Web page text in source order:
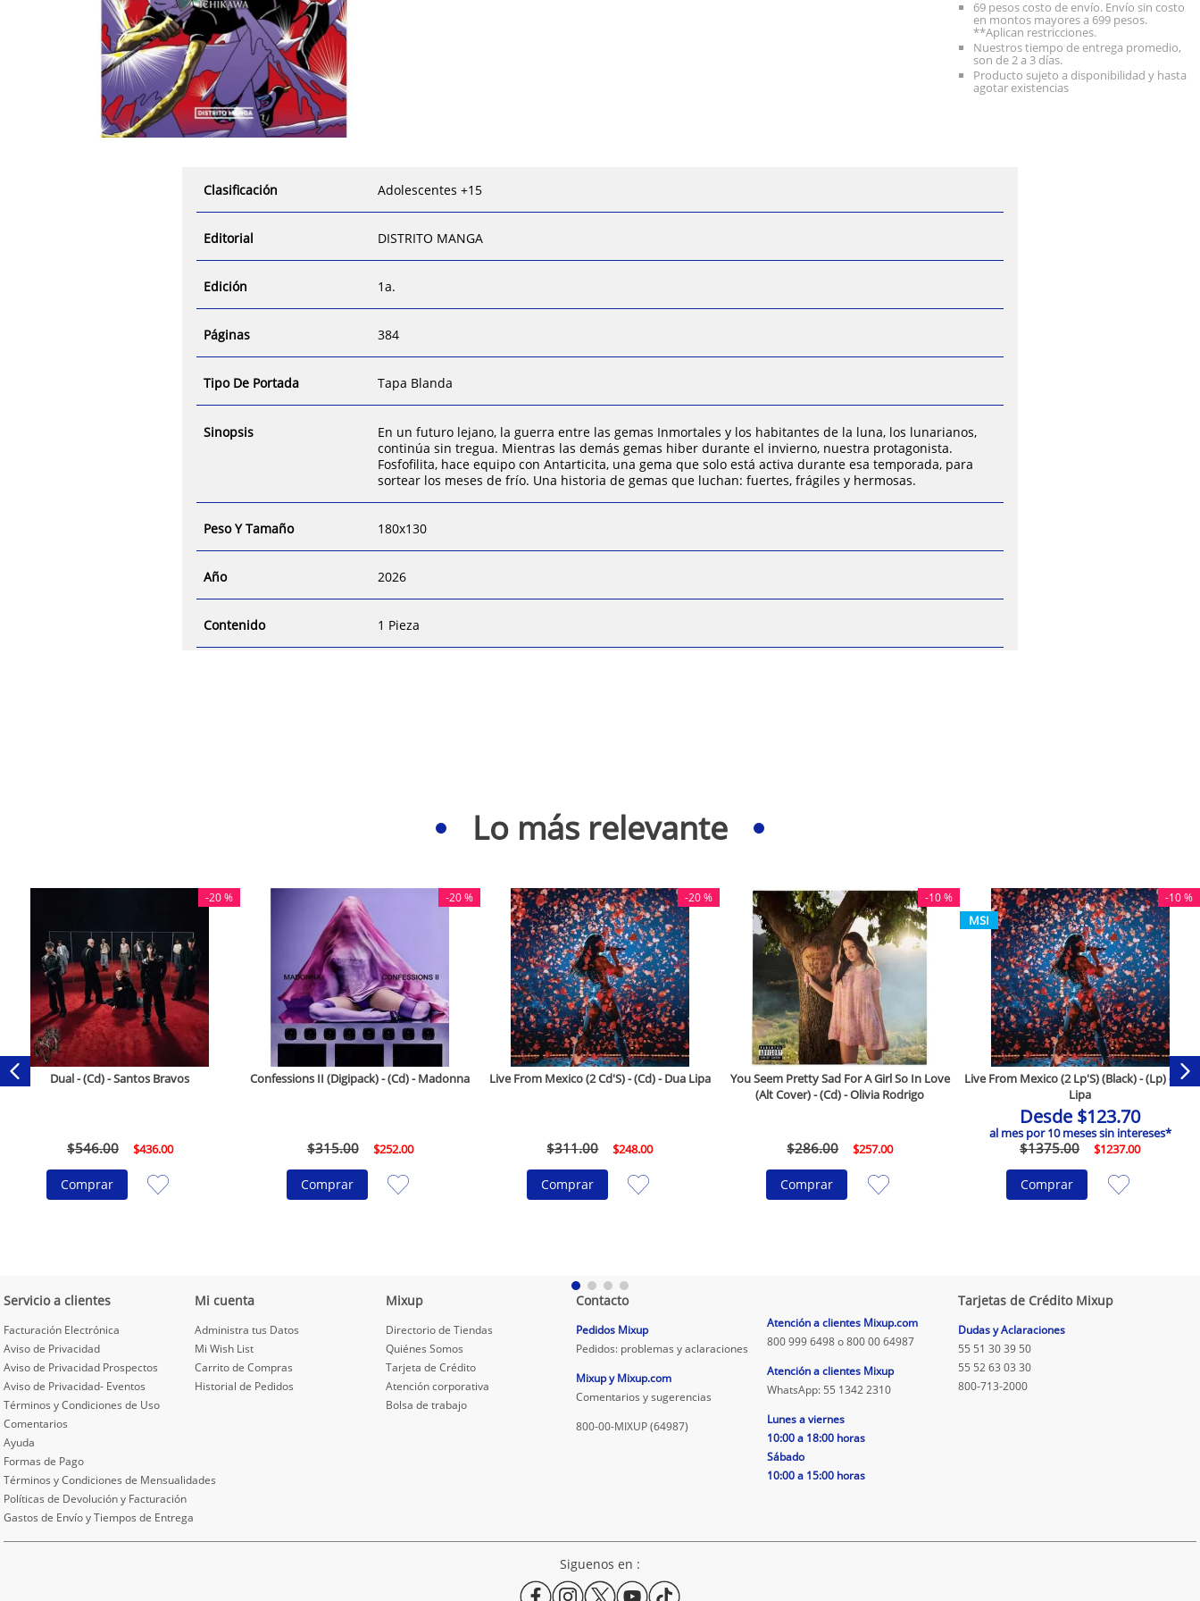
69 pesos costo de envío. Envío sin costo
en montos mayores a 699 pesos.
**Aplican restricciones.
Nuestros tiempo de entrega promedio,
son de 2 a 3 días.
Producto sujeto a disponibilidad y hasta
agotar existencias
Clasificación Adolescentes +15
Editorial DISTRITO MANGA
Edición 1a.
Páginas 384
Tipo De Portada Tapa Blanda
Sinopsis
En un futuro lejano, la guerra entre las gemas Inmortales y los habitantes de la luna, los lunarianos,
continúa sin tregua. Mientras las demás gemas hiber durante el invierno, nuestra protagonista.
Fosfofilita, hace equipo con Antarticita, una gema que solo está activa durante esa temporada, para
sortear los meses de frío. Una historia de gemas que luchan: fuertes, frágiles y hermosas.
Peso Y Tamaño 180x130
Año 2026
Contenido 1 Pieza
Lo más relevante
-20 %
Dual - (Cd) - Santos Bravos
$546.00 $436.00
Comprar
-20 %
Confessions II (Digipack) - (Cd) - Madonna
$315.00 $252.00
Comprar
-20 %
Live From Mexico (2 Cd'S) - (Cd) - Dua Lipa
$311.00 $248.00
Comprar
-10 %
You Seem Pretty Sad For A Girl So In Love
(Alt Cover) - (Cd) - Olivia Rodrigo
$286.00 $257.00
Comprar
MSI
-10 %
Live From Mexico (2 Lp'S) (Black) - (Lp) - Dua
Lipa
Desde $123.70
al mes por10meses sin intereses*
$1375.00 $1237.00
Comprar
Servicio a clientes
Facturación Electrónica
Aviso de Privacidad
Aviso de Privacidad Prospectos
Aviso de Privacidad- Eventos
Términos y Condiciones de Uso
Comentarios
Ayuda
Formas de Pago
Términos y Condiciones de Mensualidades
Políticas de Devolución y Facturación
Gastos de Envío y Tiempos de Entrega
Mi cuenta
Administra tus Datos
Mi Wish List
Carrito de Compras
Historial de Pedidos
Mixup
Directorio de Tiendas
Quiénes Somos
Tarjeta de Crédito
Atención corporativa
Bolsa de trabajo
Contacto
Pedidos Mixup
Pedidos: problemas y aclaraciones
Mixup y Mixup.com
Comentarios y sugerencias
800-00-MIXUP (64987)
Atención a clientes Mixup.com
800 999 6498 o 800 00 64987
Atención a clientes Mixup
WhatsApp: 55 1342 2310
Lunes a viernes
10:00 a 18:00 horas
Sábado
10:00 a 15:00 horas
Tarjetas de Crédito Mixup
Dudas y Aclaraciones
55 51 30 39 50
55 52 63 03 30
800-713-2000
Siguenos en :